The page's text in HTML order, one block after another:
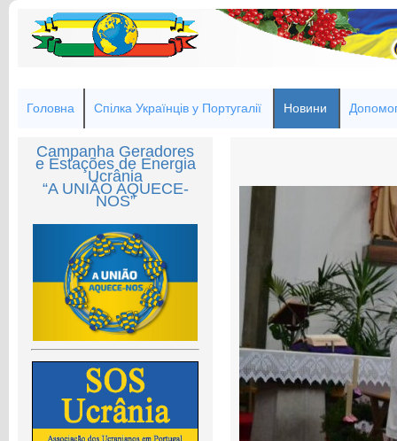
Головна Спілка Українців у Португалії Новини
Campanha Geradores
e Estações de Energia
Ucrânia
“A UNIÃO AQUECE-
NOS”